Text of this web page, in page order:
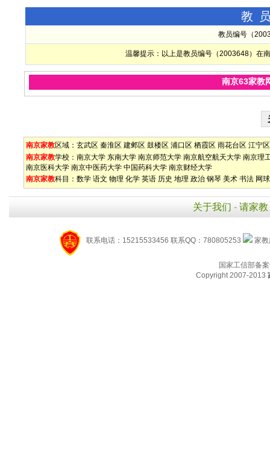
教
教员编号（
温馨提示：以上是教员编号（2003648）在
南京63家教
南京家教区域： 玄武区 秦淮区 建邺区 鼓楼区 浦口区 栖霞区 雨花台区 江宁区
南京家教学校： 南京大学 东南大学 南京师范大学 南京航空航天大学 南京理
南京医科大学 南京中医药大学 中国药科大学 南京财经大学
南京家教科目： 数学 语文 物理 化学 英语 历史 地理 政治 钢琴 美术 书法 网球
关于我们 - 请家教
联系电话：15215533456 联系QQ：780805253 家
国家工信部备
Copyright 2007-2013